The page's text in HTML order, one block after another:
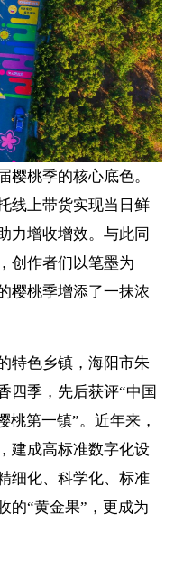
桃季的核心底色。
线上带货实现当日鲜
力增收增效。与此同
创作者们以笔墨为
樱桃季增添了一抹浓
色乡镇，海阳市朱
四季，先后获评“中国
桃第一镇”。近年来，
建成高标准数字化设
细化、科学化、标准
的“黄金果”，更成为